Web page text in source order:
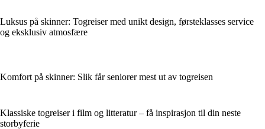
Luksus på skinner: Togreiser med unikt design, førsteklasses service
og eksklusiv atmosfære
Komfort på skinner: Slik får seniorer mest ut av togreisen
Klassiske togreiser i film og litteratur – få inspirasjon til din neste
storbyferie